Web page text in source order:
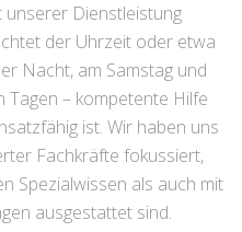
unserer Dienstleistung
der Uhrzeit oder etwa
Nacht, am Samstag und
– kompetente Hilfe
ist. Wir haben uns
Fachkräfte fokussiert,
Spezialwissen als auch mit
ausgestattet sind.